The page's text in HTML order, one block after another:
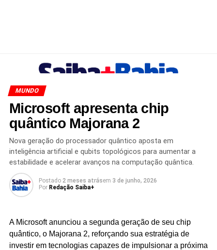
MUNDO
Microsoft apresenta chip
quântico Majorana 2
Nova geração do processador quântico aposta em
inteligência artificial e qubits topológicos para aumentar a
estabilidade e acelerar avanços na computação quântica.
Postado 2 meses atrásem 3 de junho, 2026
Por Redação Saiba+
A Microsoft anunciou a segunda geração de seu chip
quântico, o Majorana 2, reforçando sua estratégia de
investir em tecnologias capazes de impulsionar a próxima